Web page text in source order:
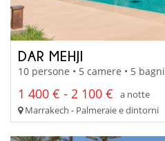
DAR MEHJI
10 persone • 5 camere • 5 bagni
1 400 € - 2 100 €
a notte
Marrakech - Palmeraie e dintorni